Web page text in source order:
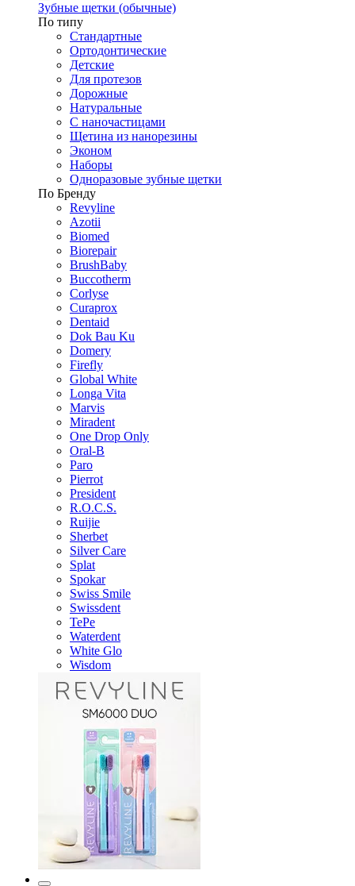
Зубные щетки (обычные)
По типу
Стандартные
Ортодонтические
Детские
Для протезов
Дорожные
Натуральные
С наночастицами
Щетина из нанорезины
Эконом
Наборы
Одноразовые зубные щетки
По Бренду
Revyline
Azotii
Biomed
Biorepair
BrushBaby
Buccotherm
Corlyse
Curaprox
Dentaid
Dok Bau Ku
Domery
Firefly
Global White
Longa Vita
Marvis
Miradent
One Drop Only
Oral-B
Paro
Pierrot
President
R.O.C.S.
Ruijie
Sherbet
Silver Care
Splat
Spokar
Swiss Smile
Swissdent
TePe
Waterdent
White Glo
Wisdom